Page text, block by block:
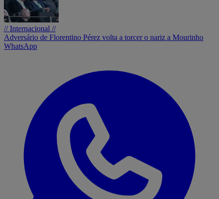
// Internacional //
Adversário de Florentino Pérez volta a torcer o nariz a Mourinho
WhatsApp